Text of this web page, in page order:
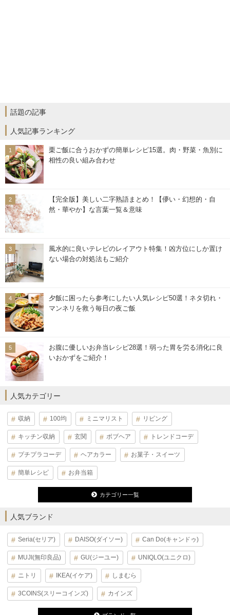
話題の記事
人気記事ランキング
栗ご飯に合うおかずの簡単レシピ15選。肉・野菜・魚別に
相性の良い組み合わせ
【完全版】美しい二字熟語まとめ！【儚い・幻想的・自
然・華やか】な言葉一覧＆意味
風水的に良いテレビのレイアウト特集！凶方位にしか置け
ない場合の対処法もご紹介
夕飯に困ったら参考にしたい人気レシピ50選！ネタ切れ・
マンネリを救う毎日の夜ご飯
お腹に優しいお弁当レシピ28選！弱った胃を労る消化に良
いおかずをご紹介！
人気カテゴリー
収納 100均 ミニマリスト リビング
キッチン収納 玄関 ボブヘア トレンドコーデ
プチプラコーデ ヘアカラー お菓子・スイーツ
簡単レシピ お弁当箱
カテゴリー一覧
人気ブランド
Seria(セリア) DAISO(ダイソー) Can Do(キャンドゥ)
MUJI(無印良品) GU(ジーユー) UNIQLO(ユニクロ)
ニトリ IKEA(イケア) しまむら
3COINS(スリーコインズ) カインズ